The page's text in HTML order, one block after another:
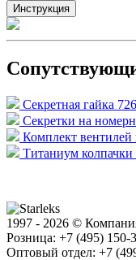
Инструкция
Секретная гайка
Секретки на
Комплект
Титаниум
1997 - 2026 ©
Розница: +7 (495) 150-
Оптовый отдел: +7